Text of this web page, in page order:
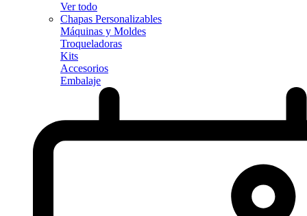
Ver todo
Chapas Personalizables
Máquinas y Moldes
Troqueladoras
Kits
Accesorios
Embalaje